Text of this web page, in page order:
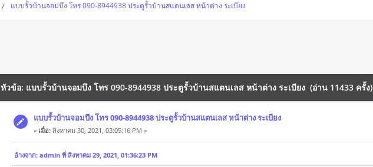
แบบรั้วบ้านจอมบึง โทร 090-8944938 ประตูรั้วบ้านสแตนเลส หน้าต่าง ระเบียง
หัวข้อ: แบบรั้วบ้านจอมบึง โทร 090-8944938 ประตูรั้วบ้านสแตนเลส หน้าต่าง ระเบียง (อ่าน 11433 ครั้ง)
แบบรั้วบ้านจอมบึง โทร 090-8944938 ประตูรั้วบ้านสแตนเลส หน้าต่าง ระเบียง
« เมื่อ:สิงหาคม 30, 2021, 03:05:16 PM »
อ้างจาก: admin ที่ สิงหาคม 29, 2021, 01:36:23 PM